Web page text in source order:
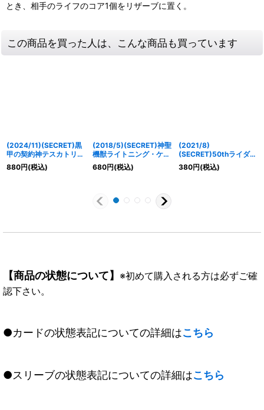
とき、相手のライフのコア1個をリザーブに置く。
この商品を買った人は、こんな商品も買っています
(2024/11)(SECRET)黒
甲の契約神テスカトリポ
カ【契約X-SEC】
{BSC44-CX03}《白》
880円(税込)
(2018/5)(SECRET)神聖
機獣ライトニング・ケリ
ュネイアー【X-SEC】
{BS45-X04}《白》
680円(税込)
(2021/8)
(SECRET)50thライダー
マン【R-K50thSP】
{CB19-005}《緑》
380円(税込)
【商品の状態について】 ※初めて購入される方は必ずご確
認下さい。
●カードの状態表記についての詳細はこちら
●スリーブの状態表記についての詳細はこちら